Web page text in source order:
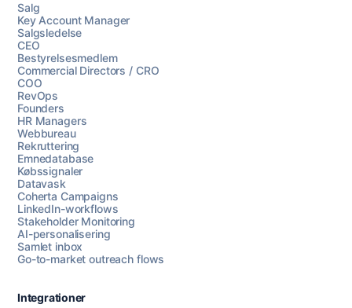
Salg
Key Account Manager
Salgsledelse
CEO
Bestyrelsesmedlem
Commercial Directors / CRO
COO
RevOps
Founders
HR Managers
Webbureau
Rekruttering
Emnedatabase
Købssignaler
Datavask
Coherta Campaigns
LinkedIn-workflows
Stakeholder Monitoring
AI-personalisering
Samlet inbox
Go-to-market outreach flows
Integrationer